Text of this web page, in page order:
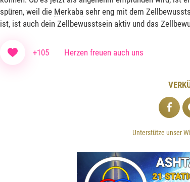
spüren, weil die Merkabasehr eng mit dem
ist, ist auch dein Zellbewusstsein aktiv und das
+105 Herzen freuen auch uns
Unterstütze unser